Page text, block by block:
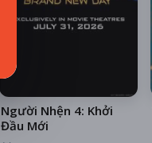
Người Nhện 4: Khởi
Đầu Mới